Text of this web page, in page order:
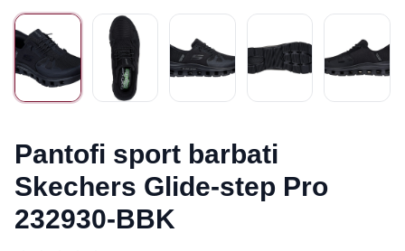
Pantofi sport barbati
Skechers Glide-step Pro
232930-BBK